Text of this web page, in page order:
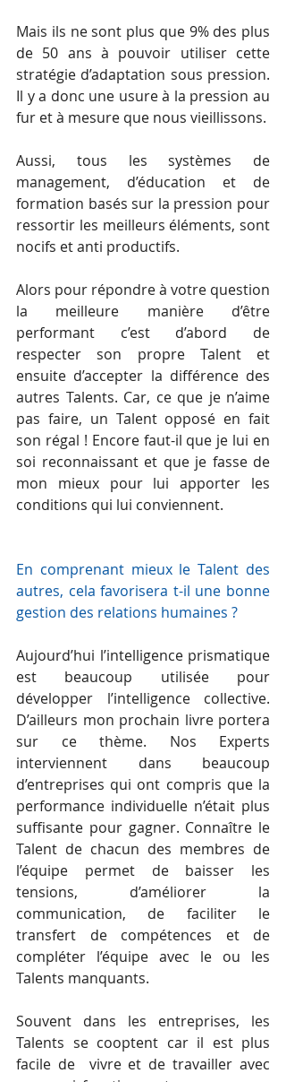
Mais ils ne sont plus que 9% des plus
de 50 ans à pouvoir utiliser cette
stratégie d’adaptation sous pression.
Il y a donc une usure à la pression au
fur et à mesure que nous vieillissons.
Aussi, tous les systèmes de
management, d’éducation et de
formation basés sur la pression pour
ressortir les meilleurs éléments, sont
nocifs et anti productifs.
Alors pour répondre à votre question
la meilleure manière d’être
performant c’est d’abord de
respecter son propre Talent et
ensuite d’accepter la différence des
autres Talents. Car, ce que je n’aime
pas faire, un Talent opposé en fait
son régal ! Encore faut-il que je lui en
soi reconnaissant et que je fasse de
mon mieux pour lui apporter les
conditions qui lui conviennent.
En comprenant mieux le Talent des
autres, cela favorisera t-il une bonne
gestion des relations humaines ?
Aujourd’hui l’intelligence prismatique
est beaucoup utilisée pour
développer l’intelligence collective.
D’ailleurs mon prochain livre portera
sur ce thème. Nos Experts
interviennent dans beaucoup
d’entreprises qui ont compris que la
performance individuelle n’était plus
suffisante pour gagner. Connaître le
Talent de chacun des membres de
l’équipe permet de baisser les
tensions, d’améliorer la
communication, de faciliter le
transfert de compétences et de
compléter l’équipe avec le ou les
Talents manquants.
Souvent dans les entreprises, les
Talents se cooptent car il est plus
facile de  vivre et de travailler avec